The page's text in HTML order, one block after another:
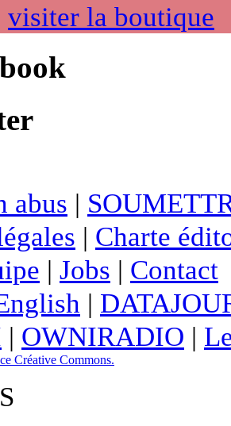
visiter la boutique
abus |
| Charte
| Jobs | Contact
|
| OWNIRADIO |
Créative Commons.